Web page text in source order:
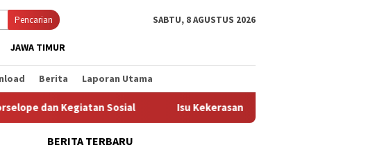
Pencarian SABTU, 8 AGUSTUS 2026
JAWA TIMUR
Berita Laporan Utama
Sosial Isu Kekerasan Berbasis Gender Disampaikan Dalam Rakor
BERITA TERBARU